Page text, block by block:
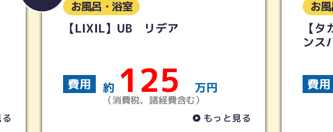
万円
【タカラスタンダード】UB グラ
費用 約 200 万円
（消費税、諸経費含む）